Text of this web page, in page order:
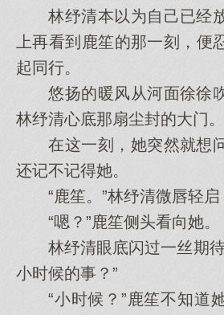
林纾清本以为自己已经
上再看到鹿笙的那一刻，便
起同行。
悠扬的暖风从河面徐徐
林纾清心底那扇尘封的大门。
在这一刻，她突然就想
还记不记得她。
“鹿笙。”林纾清微唇轻启
“嗯？”鹿笙侧头看向她。
林纾清眼底闪过一丝期待
小时候的事？”
“小时候？”鹿笙不知道